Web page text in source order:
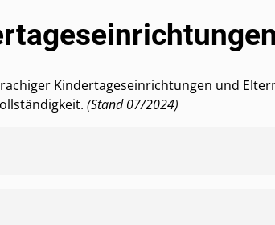
Kindertageseinrichtungen und
(Stand 07/2024)